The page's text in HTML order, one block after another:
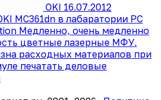
OKI 16.07.2012
MC361dn в лабаратории PC
Медленно, очень медленно
цветные лазерные МФУ.
расходных материалов при
печатать деловые